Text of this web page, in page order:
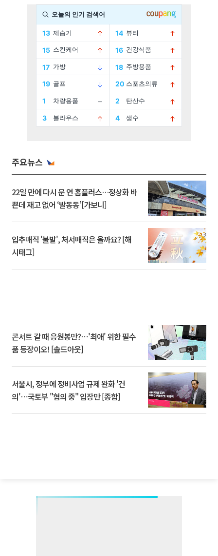
주요뉴스
22일 만에 다시 문 연 홈플러스…정상화 바
쁜데 재고 없어 ‘발동동’[가보니]
입추매직 '불발', 처서매직은 올까요? [해
시태그]
콘서트 갈 때 응원봉만?⋯'최애' 위한 필수
품 등장이오! [솔드아웃]
서울시, 정부에 정비사업 규제 완화 '건
의'⋯국토부 "협의 중" 입장만 [종합]